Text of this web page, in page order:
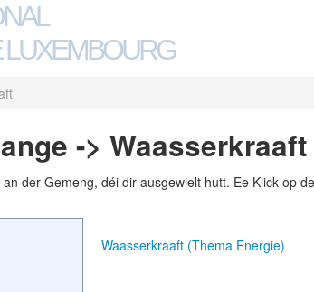
LUXEMBOURG
-> Waasserkraaft
der Gemeng, déi dir ausgewielt hutt. Ee Klick op
Waasserkraaft (Thema Energie)